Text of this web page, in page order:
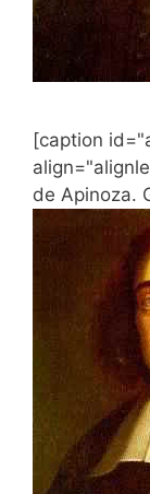
[caption
de Apinoza.